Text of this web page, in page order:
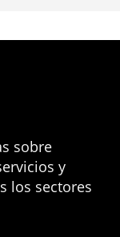
sobre
y
los sectores